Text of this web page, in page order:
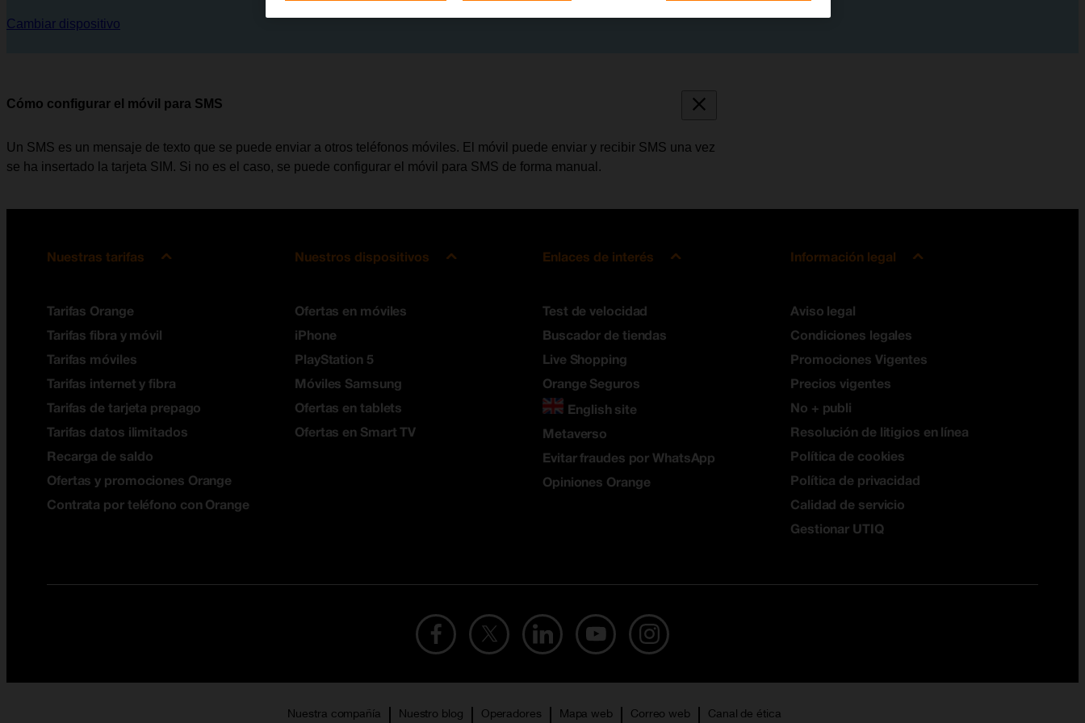
Cambiar dispositivo
Cómo configurar el móvil para SMS
Un SMS es un mensaje de texto que se puede enviar a otros teléfonos móviles. El móvil puede enviar y recibir SMS una vez
se ha insertado la tarjeta SIM. Si no es el caso, se puede configurar el móvil para SMS de forma manual.
Nuestras tarifas
Tarifas Orange
Tarifas fibra y móvil
Tarifas móviles
Tarifas internet y fibra
Tarifas de tarjeta prepago
Tarifas datos ilimitados
Recarga de saldo
Ofertas y promociones Orange
Contrata por teléfono con Orange
Nuestros dispositivos
Ofertas en móviles
iPhone
PlayStation 5
Móviles Samsung
Ofertas en tablets
Ofertas en Smart TV
Enlaces de interés
Test de velocidad
Buscador de tiendas
Live Shopping
Orange Seguros
English site
Metaverso
Evitar fraudes por WhatsApp
Opiniones Orange
Información legal
Aviso legal
Condiciones legales
Promociones Vigentes
Precios vigentes
No + publi
Resolución de litigios en línea
Política de cookies
Política de privacidad
Calidad de servicio
Gestionar UTIQ
Nuestra compañía Nuestro blog Operadores Mapa web Correo web Canal de ética